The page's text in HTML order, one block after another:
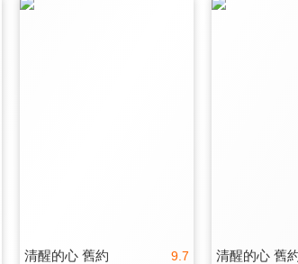
9.7
清醒的心 舊約 清醒的心 舊